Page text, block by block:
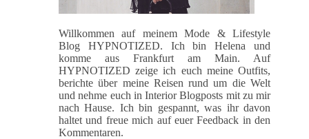
Willkommen auf meinem Mode & Lifestyle
Blog HYPNOTIZED. Ich bin Helena und
komme aus Frankfurt am Main. Auf
HYPNOTIZED zeige ich euch meine Outfits,
berichte über meine Reisen rund um die Welt
und nehme euch in Interior Blogposts mit zu mir
nach Hause. Ich bin gespannt, was ihr davon
haltet und freue mich auf euer Feedback in den
Kommentaren.